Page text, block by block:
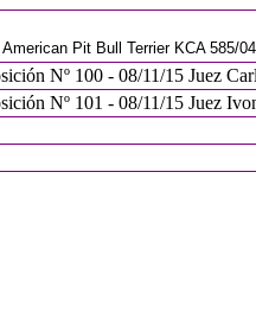
American Pit Bull Terrier KCA 585/
Nº 100 - 08/11/15 Juez
Nº 101 - 08/11/15 Juez